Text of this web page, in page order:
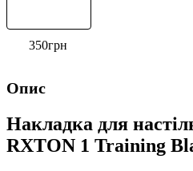
350грн
Опис
Накладка для
RXTON 1 Training